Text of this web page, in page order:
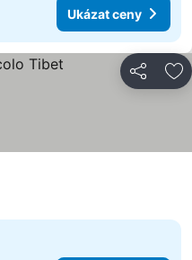
Ukázat ceny
Sdílet